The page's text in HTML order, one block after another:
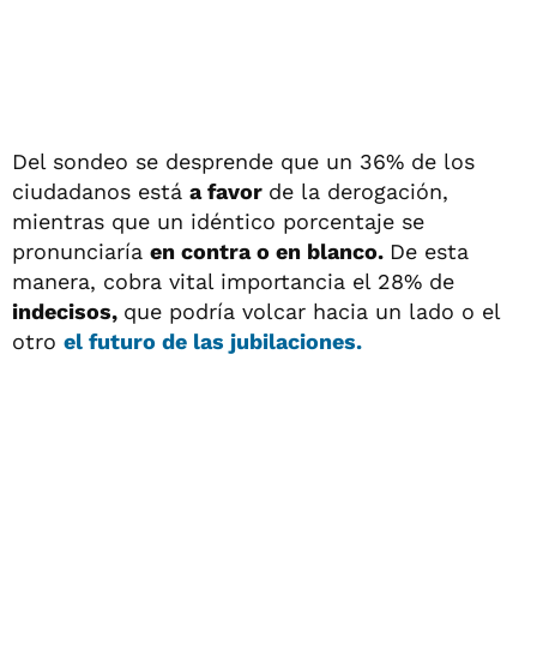
Del sondeo se desprende que un 36% de los
ciudadanos está a favor de la derogación,
mientras que un idéntico porcentaje se
pronunciaría en contra o en blanco. De esta
manera, cobra vital importancia el 28% de
indecisos, que podría volcar hacia un lado o el
otro el futuro de las jubilaciones.